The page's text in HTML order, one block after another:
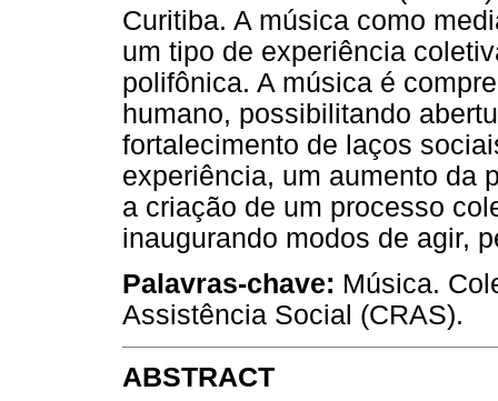
Curitiba. A música como
um tipo de experiência
polifônica. A música é
humano, possibilitando
fortalecimento de laços
experiência, um aumento da
a criação de um processo
inaugurando modos de agir,
Palavras-chave: Música.
Assistência Social (CRAS).
ABSTRACT